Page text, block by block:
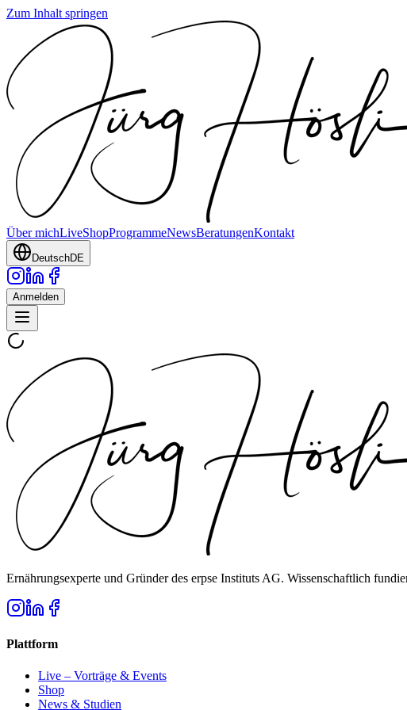
Zum Inhalt springen
Über michLiveShopProgrammeNewsBeratungenKontakt
DeutschDE
Anmelden
Ernährungsexperte und Gründer des erpse Instituts AG. Wissenschaftlich
Plattform
Live – Vorträge & Events
Shop
News & Studien